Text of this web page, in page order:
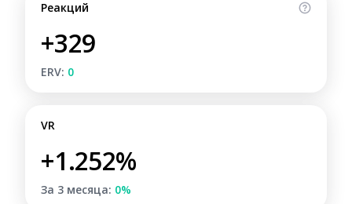
Реакций
+329
ERV: 0
VR
+1.252%
За 3 месяца: 0%